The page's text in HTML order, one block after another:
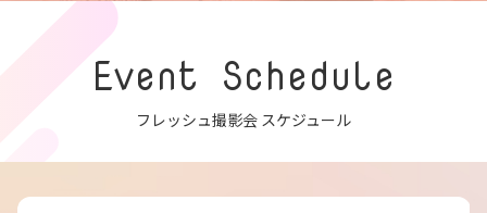
Event Schedule
フレッシュ撮影会 スケジュール